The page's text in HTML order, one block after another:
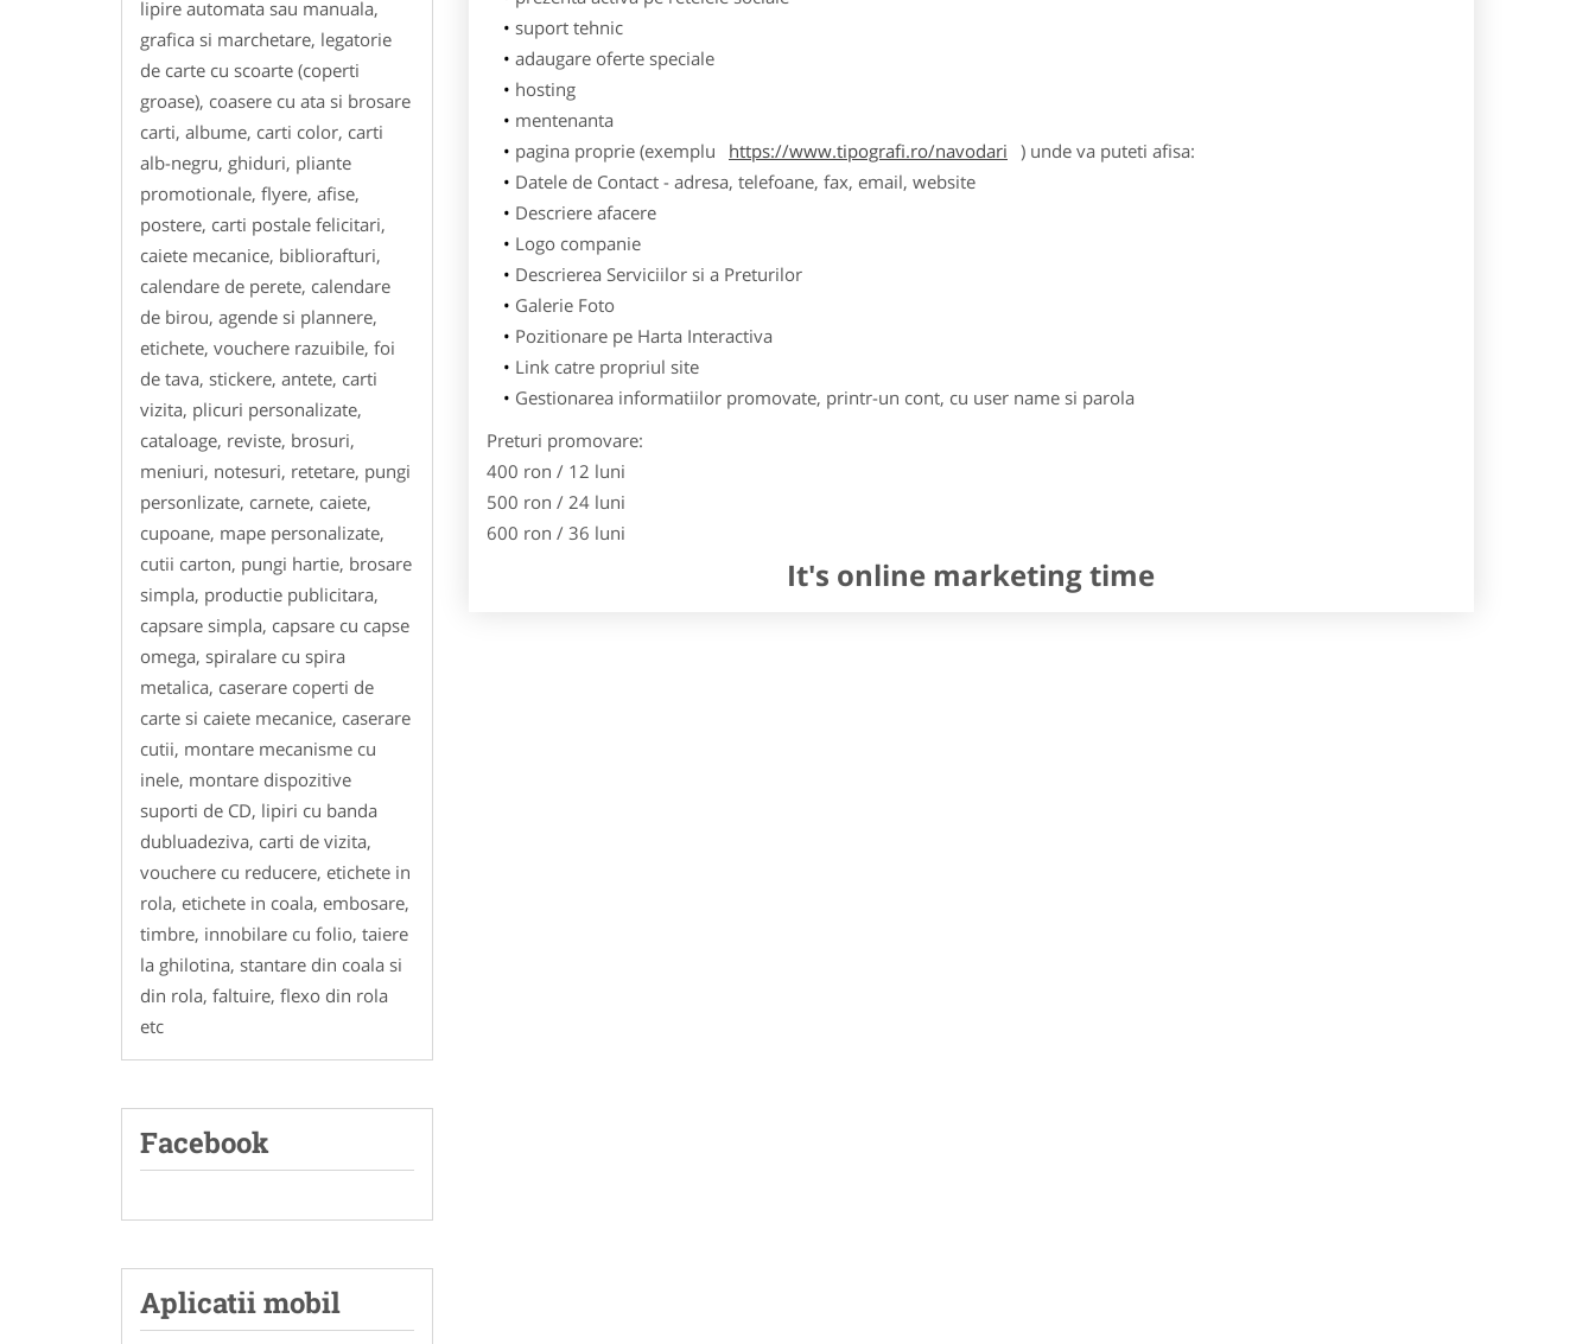
lipire automata sau manuala,
grafica si marchetare, legatorie
de carte cu scoarte (coperti
groase), coasere cu ata si brosare
carti, albume, carti color, carti
alb-negru, ghiduri, pliante
promotionale, flyere, afise,
postere, carti postale felicitari,
caiete mecanice, bibliorafturi,
calendare de perete, calendare
de birou, agende si plannere,
etichete, vouchere razuibile, foi
de tava, stickere, antete, carti
vizita, plicuri personalizate,
cataloage, reviste, brosuri,
meniuri, notesuri, retetare, pungi
personlizate, carnete, caiete,
cupoane, mape personalizate,
cutii carton, pungi hartie, brosare
simpla, productie publicitara,
capsare simpla, capsare cu capse
omega, spiralare cu spira
metalica, caserare coperti de
carte si caiete mecanice, caserare
cutii, montare mecanisme cu
inele, montare dispozitive
suporti de CD, lipiri cu banda
dubluadeziva, carti de vizita,
vouchere cu reducere, etichete in
rola, etichete in coala, embosare,
timbre, innobilare cu folio, taiere
la ghilotina, stantare din coala si
din rola, faltuire, flexo din rola
etc
Facebook
Aplicatii mobil
suport tehnic
adaugare oferte speciale
hosting
mentenanta
pagina proprie (exemplu
https://www.tipografi.ro/navodari ) unde va puteti afisa:
Datele de Contact - adresa, telefoane, fax, email, website
Descriere afacere
Logo companie
Descrierea Serviciilor si a Preturilor
Galerie Foto
Pozitionare pe Harta Interactiva
Link catre propriul site
Gestionarea informatiilor promovate, printr-un cont, cu user name si parola
Preturi promovare:
400 ron / 12 luni
500 ron / 24 luni
600 ron / 36 luni
It's online marketing time